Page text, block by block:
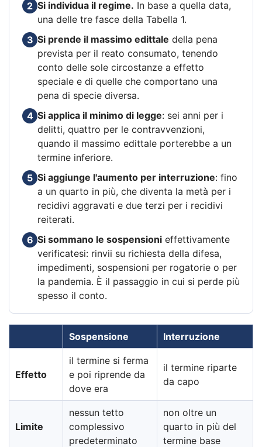
2 Si individua il regime. In base a quella data,
una delle tre fasce della Tabella 1.
3 Si prende il massimo edittale della pena
prevista per il reato consumato, tenendo
conto delle sole circostanze a effetto
speciale e di quelle che comportano una
pena di specie diversa.
4 Si applica il minimo di legge: sei anni per i
delitti, quattro per le contravvenzioni,
quando il massimo edittale porterebbe a un
termine inferiore.
5 Si aggiunge l'aumento per interruzione: fino
a un quarto in più, che diventa la metà per i
recidivi aggravati e due terzi per i recidivi
reiterati.
6 Si sommano le sospensioni effettivamente
verificatesi: rinvii su richiesta della difesa,
impedimenti, sospensioni per rogatorie o per
la pandemia. È il passaggio in cui si perde più
spesso il conto.
Sospensione Interruzione
Effetto
il termine si ferma
e poi riprende da
dove era
il termine riparte
da capo
Limite
nessun tetto
complessivo
predeterminato
non oltre un
quarto in più del
termine base